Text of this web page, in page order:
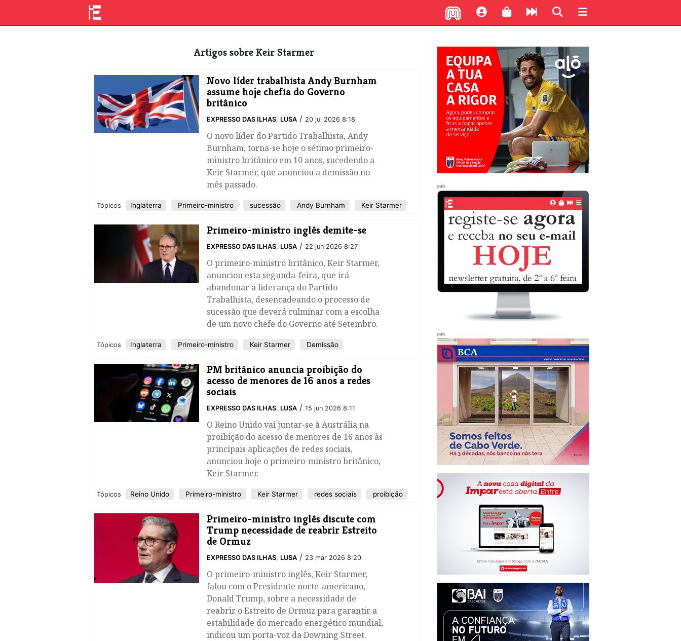
Artigos sobre Keir Starmer
Novo líder trabalhista Andy Burnham
assume hoje chefia do Governo
britânico
EXPRESSO DAS ILHAS, LUSA / 20 jul 2026 8:18
O novo líder do Partido Trabalhista, Andy
Burnham, torna-se hoje o sétimo primeiro-
ministro britânico em 10 anos, sucedendo a
Keir Starmer, que anunciou a demissão no
mês passado.
Tópicos Inglaterra Primeiro-ministro sucessão Andy Burnham Keir Starmer
Primeiro-ministro inglês demite-se
EXPRESSO DAS ILHAS, LUSA / 22 jun 2026 8:27
O primeiro-ministro britânico, Keir Starmer,
anunciou esta segunda-feira, que irá
abandonar a liderança do Partido
Trabalhista, desencadeando o processo de
sucessão que deverá culminar com a escolha
de um novo chefe do Governo até Setembro.
Tópicos Inglaterra Primeiro-ministro Keir Starmer Demissão
PM britânico anuncia proibição do
acesso de menores de 16 anos a redes
sociais
EXPRESSO DAS ILHAS, LUSA / 15 jun 2026 8:11
O Reino Unido vai juntar-se à Austrália na
proibição do acesso de menores de 16 anos às
principais aplicações de redes sociais,
anunciou hoje o primeiro-ministro britânico,
Keir Starmer.
Tópicos Reino Unido Primeiro-ministro Keir Starmer redes sociais proibição
Primeiro-ministro inglês discute com
Trump necessidade de reabrir Estreito
de Ormuz
EXPRESSO DAS ILHAS, LUSA / 23 mar 2026 8:20
O primeiro-ministro inglês, Keir Starmer,
falou com o Presidente norte-americano,
Donald Trump, sobre a necessidade de
reabrir o Estreito de Ormuz para garantir a
estabilidade do mercado energético mundial,
indicou um porta-voz da Downing Street.
pub.
pub.